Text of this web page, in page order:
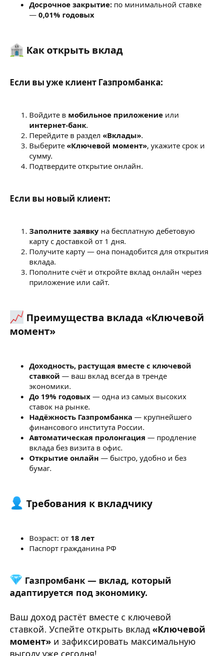
Досрочное закрытие: по минимальной ставке
— 0,01% годовых
Как открыть вклад​
Если вы уже клиент Газпромбанка:​
Войдите в мобильное приложение или
интернет-банк.
Перейдите в раздел «Вклады».
Выберите «Ключевой момент», укажите срок и
сумму.
Подтвердите открытие онлайн.
Если вы новый клиент:​
Заполните заявку на бесплатную дебетовую
карту с доставкой от 1 дня.
Получите карту — она понадобится для открытия
вклада.
Пополните счёт и откройте вклад онлайн через
приложение или сайт.
Преимущества вклада «Ключевой
момент»​
Доходность, растущая вместе с ключевой
ставкой — ваш вклад всегда в тренде
экономики.
До 19% годовых — одна из самых высоких
ставок на рынке.
Надёжность Газпромбанка — крупнейшего
финансового института России.
Автоматическая пролонгация — продление
вклада без визита в офис.
Открытие онлайн — быстро, удобно и без
бумаг.
Требования к вкладчику​
Возраст: от 18 лет
Паспорт гражданина РФ
Газпромбанк — вклад, который
адаптируется под экономику.
Ваш доход растёт вместе с ключевой
ставкой. Успейте открыть вклад «Ключевой
момент» и зафиксировать максимальную
выгоду уже сегодня!